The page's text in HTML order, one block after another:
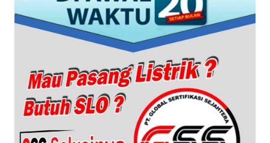
KEPRI
WN
PAPUA
BARAT